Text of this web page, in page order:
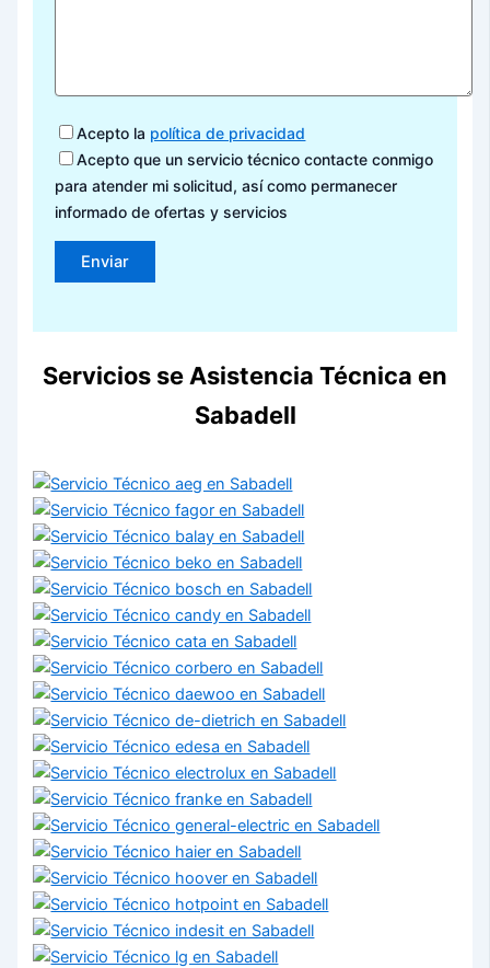
Acepto la política de privacidad
Acepto que un servicio técnico contacte conmigo
para atender mi solicitud, así como permanecer
informado de ofertas y servicios
Servicios se Asistencia Técnica en
Sabadell